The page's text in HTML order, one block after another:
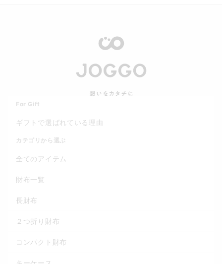
For Gift
ギフトで選ばれている理由
カテゴリから選ぶ
全てのアイテム
財布一覧
長財布
２つ折り財布
コンパクト財布